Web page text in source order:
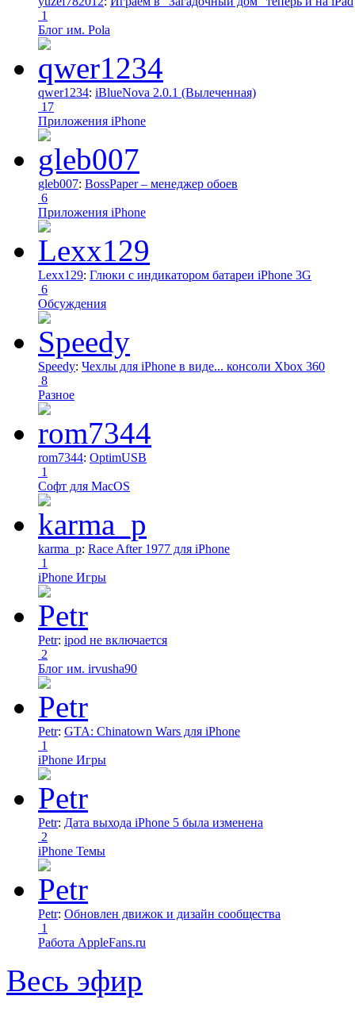
1
Блог им. Pola
qwer1234: iBlueNova 2.0.1 (Вылеченная)
17
Приложения iPhone
gleb007: BossPaper – менеджер обоев
6
Приложения iPhone
Lexx129: Глюки с индикатором батареи iPhone 3G
6
Обсуждения
Speedy: Чехлы для iPhone в виде... консоли Xbox 360
8
Разное
rom7344: OptimUSB
1
Софт для MacOS
karma_p: Race After 1977 для iPhone
1
iPhone Игры
Petr: ipod не включается
2
Блог им. irvusha90
Petr: GTA: Chinatown Wars для iPhone
1
iPhone Игры
Petr: Дата выхода iPhone 5 была изменена
2
iPhone Темы
Petr: Обновлен движок и дизайн сообщества
1
Работа AppleFans.ru
Весь эфир